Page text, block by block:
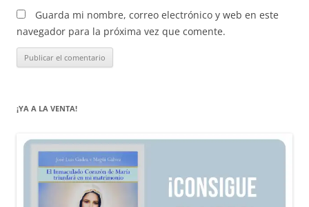
Guarda mi nombre, correo electrónico y web en este
navegador para la próxima vez que comente.
¡YA A LA VENTA!